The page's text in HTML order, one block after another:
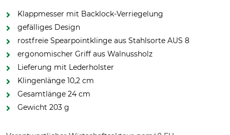
Klappmesser mit Backlock-Verriegelung
gefälliges Design
rostfreie Spearpointklinge aus Stahlsorte AUS 8
ergonomischer Griff aus Walnussholz
Lieferung mit Lederholster
Klingenlänge 10,2 cm
Gesamtlänge 24 cm
Gewicht 203 g